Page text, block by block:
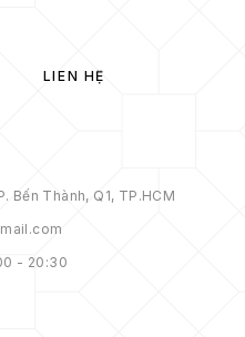
LIÊN HỆ
Bến Thành, Q1, TP.HCM
- 20:30